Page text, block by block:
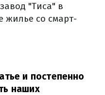
"Тиса" в
жилье со смарт-
и постепенно
наших